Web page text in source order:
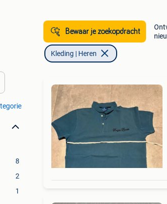
8
2
1
Bewaar je zoekopdracht
Kleding | Heren